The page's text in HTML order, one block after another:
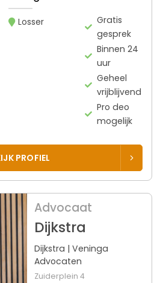
Losser
Gratis
gesprek
Binnen 24
uur
Geheel
vrijblijvend
Pro deo
mogelijk
PROFIEL
Advocaat
Dijkstra
Dijkstra | Veninga
Advocaten
Zuiderplein 4